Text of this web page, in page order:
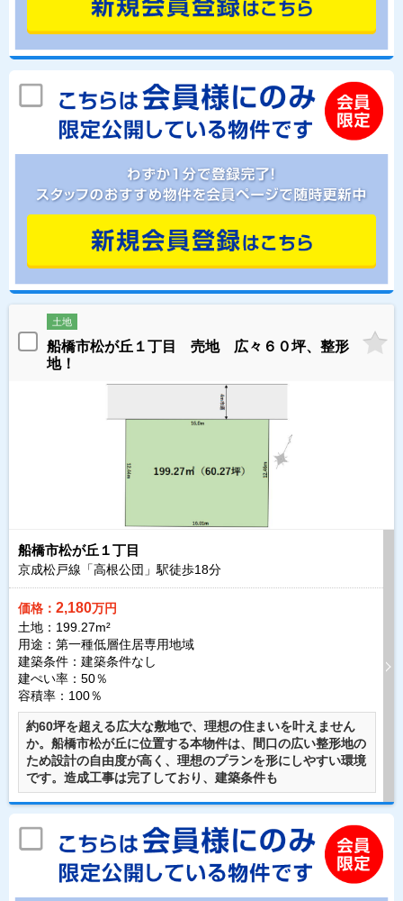
土地
船橋市松が丘１丁目 売地 広々６０坪、整形
地！
船橋市松が丘１丁目
京成松戸線「高根公団」駅徒歩18分
価格： 2,180万円
土地：199.27m²
用途：第一種低層住居専用地域
建築条件： 建築条件なし
建ぺい率：50％
容積率：100％
約60坪を超える広大な敷地で、理想の住まいを叶えません
か。船橋市松が丘に位置する本物件は、間口の広い整形地の
ため設計の自由度が高く、理想のプランを形にしやすい環境
です。造成工事は完了しており、建築条件も